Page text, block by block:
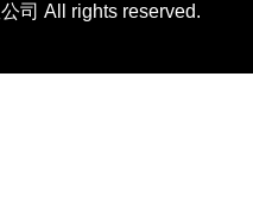
司 All rights reserved.